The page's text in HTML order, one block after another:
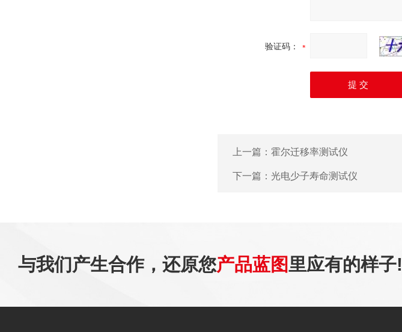
验证码：
上一篇： 霍尔迁移率测试仪
下一篇： 光电少子寿命测试仪
与我们产生合作，还原您产品蓝图里应有的样子!